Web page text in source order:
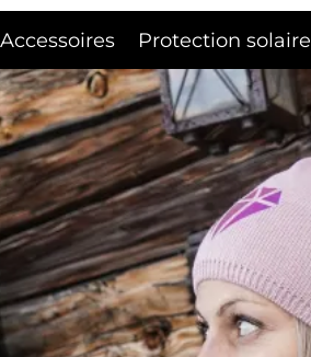
Accessoires Protection solaire